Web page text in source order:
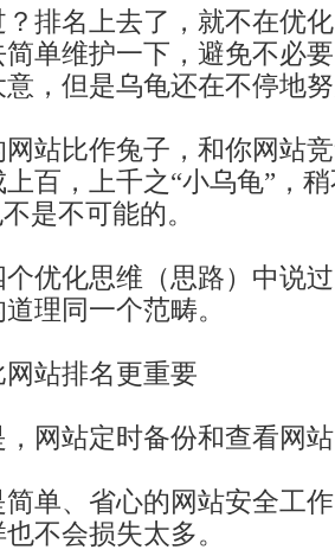
排名上去了，就不在优
单维护一下，避免不必
，但是乌龟还在不停地
站比作兔子，和你网站
百，上千之“小乌龟”，
是不可能的。
优化思维（思路）中说
理同一个范畴。
站排名更重要
网站定时备份和查看网
简单、省心的网站安全工
不会损失太多。